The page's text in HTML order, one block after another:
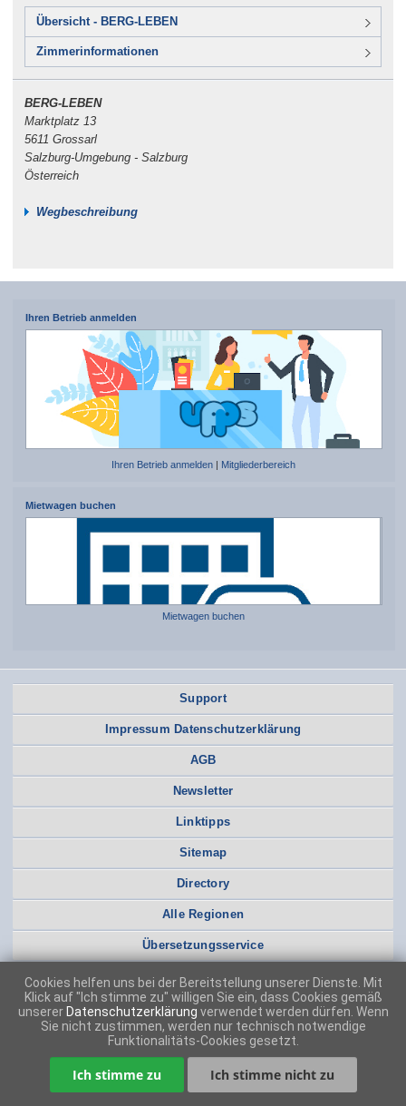
Übersicht - BERG-LEBEN
Zimmerinformationen
BERG-LEBEN
Marktplatz 13
5611 Grossarl
Salzburg-Umgebung - Salzburg
Österreich
Wegbeschreibung
Ihren Betrieb anmelden
Ihren Betrieb anmelden Mitgliederbereich
Mietwagen buchen
Mietwagen buchen
Support
Impressum Datenschutzerklärung
AGB
Newsletter
Linktipps
Sitemap
Directory
Alle Regionen
Übersetzungsservice
Cookies helfen uns bei der Bereitstellung unserer Dienste. Mit
Klick auf "Ich stimme zu" willigen Sie ein, dass Cookies gemäß
unserer Datenschutzerklärung verwendet werden dürfen. Wenn
Sie nicht zustimmen, werden nur technisch notwendige
Funktionalitäts-Cookies gesetzt.